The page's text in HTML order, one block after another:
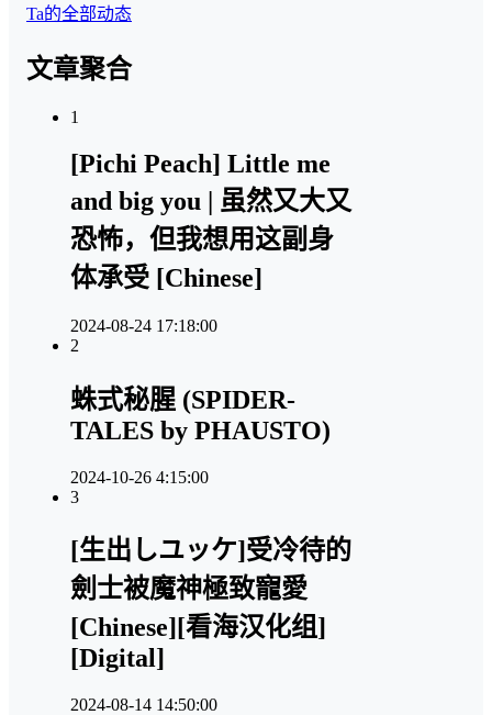
Ta的全部动态
文章聚合
1
[Pichi Peach] Little me
and big you | 虽然又大又
恐怖，但我想用这副身
体承受 [Chinese]
2024-08-24 17:18:00
2
蛛式秘腥 (SPIDER-
TALES by PHAUSTO)
2024-10-26 4:15:00
3
[生出しユッケ]受冷待的
劍士被魔神極致寵愛
[Chinese][看海汉化组]
[Digital]
2024-08-14 14:50:00